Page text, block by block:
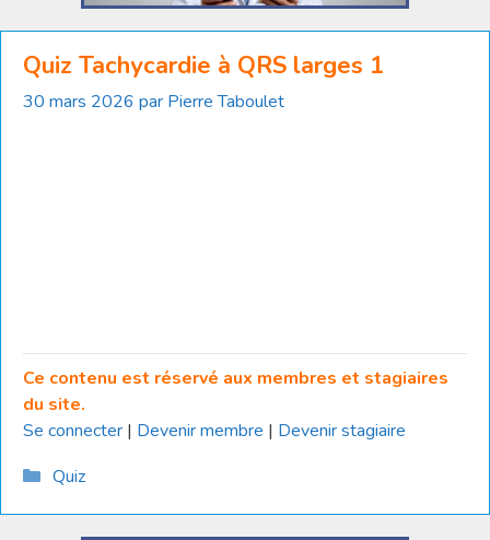
Quiz Tachycardie à QRS larges 1
30 mars 2026 par Pierre Taboulet
Ce contenu est réservé aux membres et stagiaires
du site.
Se connecter | Devenir membre | Devenir stagiaire
Catégories
Quiz